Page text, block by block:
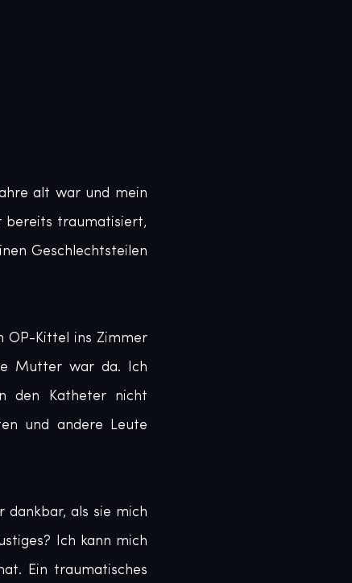
alt war und mein
bereits traumatisiert,
Geschlechtsteilen
OP-Kittel ins Zimmer
Mutter war da. Ich
den Katheter nicht
und andere Leute
dankbar, als sie mich
Ich kann mich
Ein traumatisches